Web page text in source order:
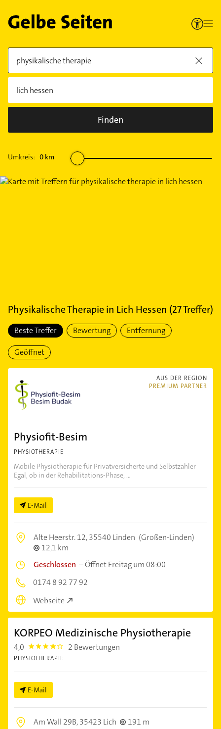
Finden
Umkreis: 0 km
Physikalische Therapiein Lich Hessen (27Treffer)
Beste Treffer Bewertung Entfernung
Geöffnet
AUS DER REGION
PREMIUM PARTNER
Physiofit-Besim
PHYSIOTHERAPIE
Mobile Physiotherapie für Privatversicherte und Selbstzahler
Egal, ob in der Rehabilitations-Phase, ...
E-Mail
Alte Heerstr. 12,35540 Linden (Großen-Linden)
12,1 km
Geschlossen –Öffnet Freitag um 08:00
0174 8 92 77 92
Webseite
KORPEO Medizinische Physiotherapie
4,0 4.0 2 Bewertungen
PHYSIOTHERAPIE
E-Mail
Am Wall 29B,35423 Lich
191 m